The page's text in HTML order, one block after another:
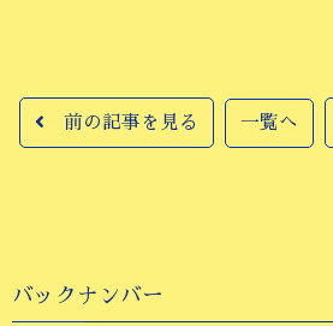
前の記事を見る 一覧へ
バックナンバー